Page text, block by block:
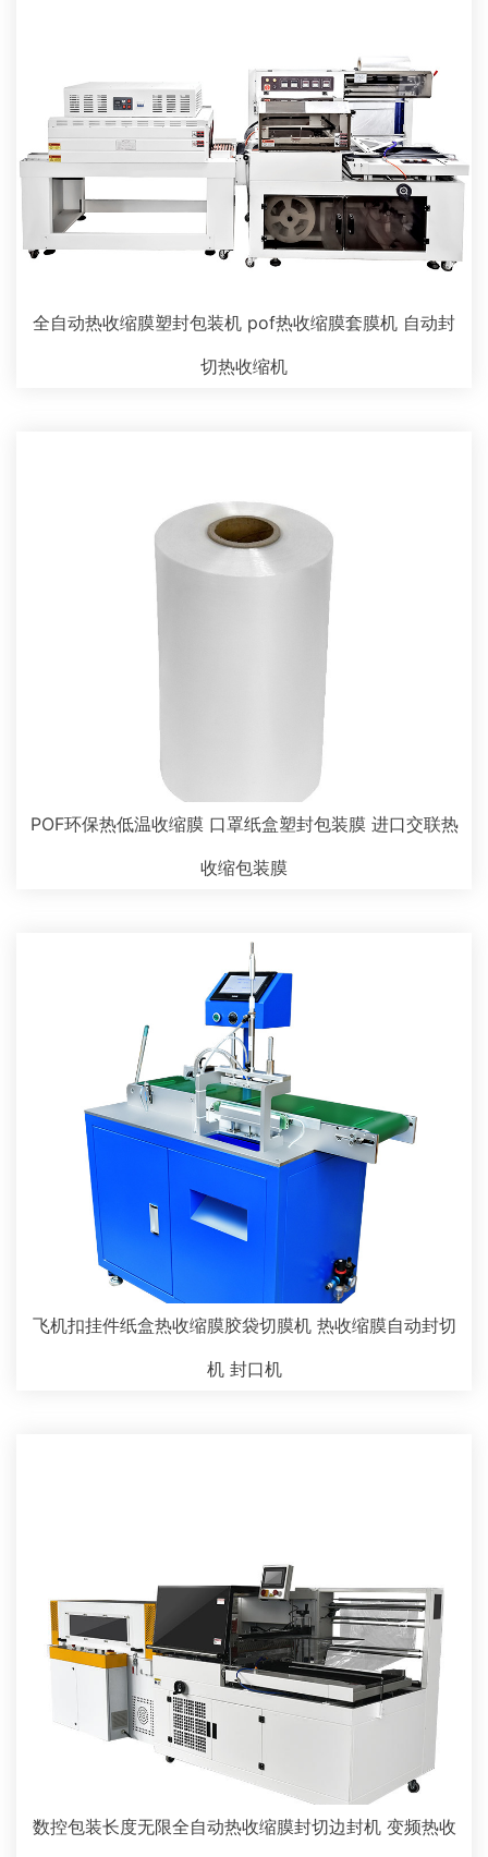
全自动热收缩膜塑封包装机 pof热收缩膜套膜机 自动封
切热收缩机
POF环保热低温收缩膜 口罩纸盒塑封包装膜 进口交联热
收缩包装膜
飞机扣挂件纸盒热收缩膜胶袋切膜机 热收缩膜自动封切
机 封口机
数控包装长度无限全自动热收缩膜封切边封机 变频热收